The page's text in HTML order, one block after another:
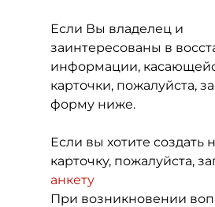
Если Вы владелец и
заинтересованы в
информации,
карточки, пожалуйста,
форму ниже.
Если вы хотите создать
карточку, пожалуйста,
анкету
При возникновении